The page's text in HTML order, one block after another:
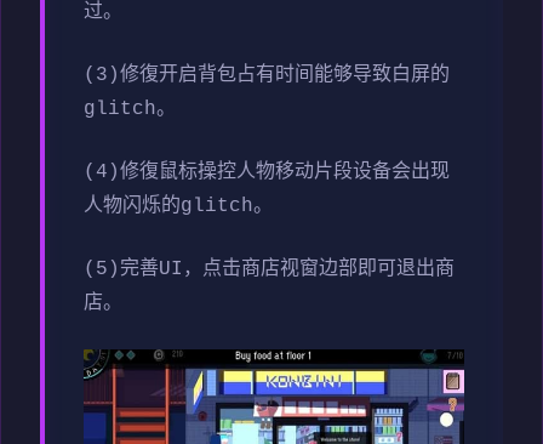
过。
(3)修復开启背包占有时间能够导致白屏的
glitch。
(4)修復鼠标操控人物移动片段设备会出现
人物闪烁的glitch。
(5)完善UI，点击商店视窗边部即可退出商
店。